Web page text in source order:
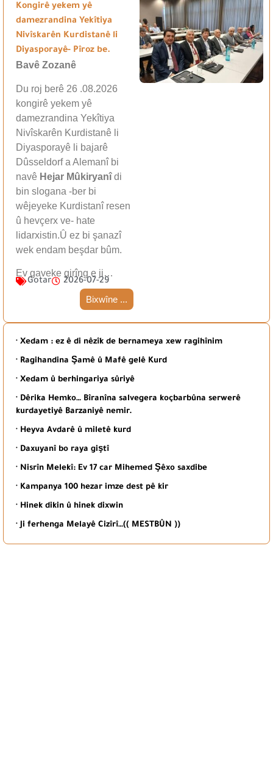
Kongirê yekem yê
damezrandina Yekîtiya
Nivîskarên Kurdistanê li
Diyasporayê- Pîroz be.
Bavê Zozanê
Du roj berê 26 .08.2026
kongirê yekem yê
damezrandina Yekîtiya
Nivîskarên Kurdistanê li
Diyasporayê li bajarê
Dûsseldorf a Alemanî bi
navê Hejar Mûkiryanîdi
bin slogana -ber bi
wêjeyeke Kurdistanî resen
û hevçerx ve- hate
lidarxistin.Û ez bi şanazî
wek endam beşdar bûm.
Ev gaveke girîng e ji…
Gotar 2026-07-29
Bixwîne ...
· Xedam : ez ê di nêzîk de bernameya xew ragihînim
· Ragihandina Şamê û Mafê gelê Kurd
· Xedam û berhingariya sûriyê
· Dêrika Hemko… Bîranîna salvegera koçbarbûna serwerê
kurdayetiyê Barzaniyê nemir.
· Heyva Avdarê û miletê kurd
· Daxuyanî bo raya giştî
· Nisrîn Melekî: Ev 17 car Mihemed Şêxo saxdibe
· Kampanya 100 hezar imze dest pê kir
· Hinek dikin û hinek dixwin
· Ji ferhenga Melayê Cizîrî…(( MESTBÛN ))